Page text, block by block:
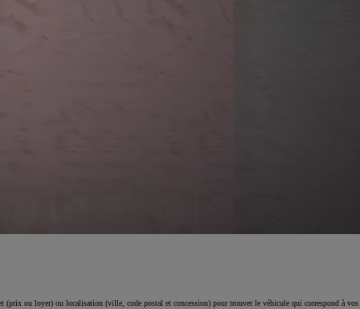
(prix ou loyer) ou localisation (ville, code postal et concession) pour trouver le véhicule qui correspond à vos